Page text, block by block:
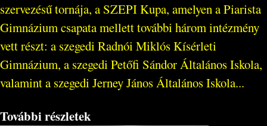
szervezésű tornája, a SZEPI Kupa, amelyen a Piarista
Gimnázium csapata mellett további három intézmény
vett részt: a szegedi Radnói Miklós Kísérleti
Gimnázium, a szegedi Petőfi Sándor Általános Iskola,
valamint a szegedi Jerney János Általános Iskola...
További részletek